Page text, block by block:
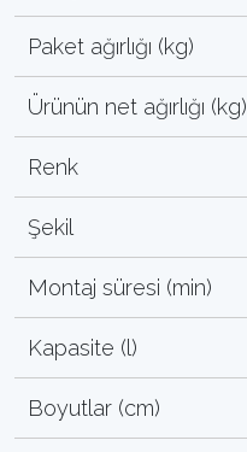
Paket ağırlığı (kg)
Ürünün net ağırlığı (kg)
Renk
Şekil
Montaj süresi (min)
Kapasite (l)
Boyutlar (cm)